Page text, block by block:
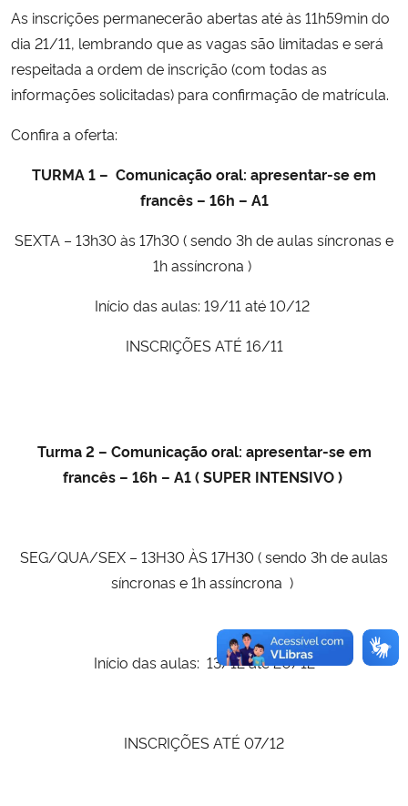
Secretaria de Governo
Gabinete de Segurança Institucional
Advocacia-Geral da União
Planalto
As inscrições permanecerão abertas até às 11h59min do
dia 21/11, lembrando que as vagas são limitadas e será
respeitada a ordem de inscrição (com todas as
informações solicitadas) para confirmação de matrícula.
Confira a oferta:
TURMA 1 – Comunicação oral: apresentar-se em
francês – 16h – A1
SEXTA – 13h30 às 17h30 ( sendo 3h de aulas síncronas e
1h assíncrona )
Início das aulas: 19/11 até 10/12
INSCRIÇÕES ATÉ 16/11
Turma 2 – Comunicação oral: apresentar-se em
francês – 16h – A1 ( SUPER INTENSIVO )
SEG/QUA/SEX – 13H30 ÀS 17H30 ( sendo 3h de aulas
síncronas e 1h assíncrona )
Início das aulas: 13/12 até 20/12
INSCRIÇÕES ATÉ 07/12